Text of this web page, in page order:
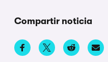
Compartir noticia